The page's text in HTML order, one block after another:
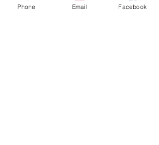
Phone Email Facebook